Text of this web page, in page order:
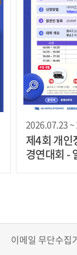
2026.07.23 ~
제4회 개인
경연대회 -
이메일 무단수집